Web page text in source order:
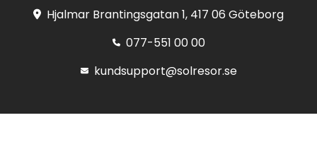
Hjalmar Brantingsgatan 1, 417 06 Göteborg
077-551 00 00
kundsupport@solresor.se